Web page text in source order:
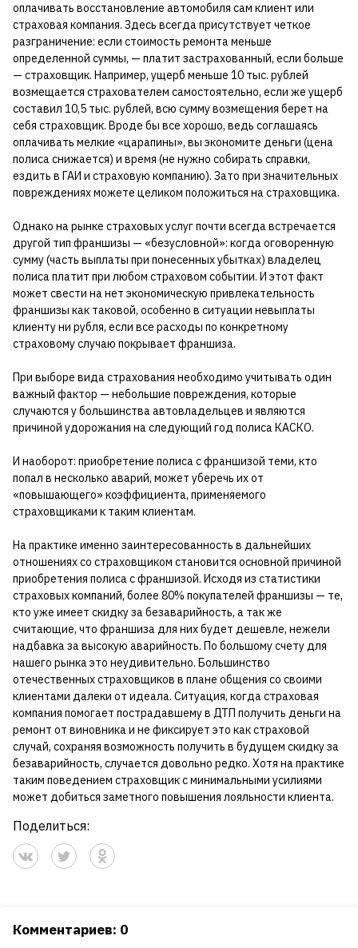
оплачивать восстановление автомобиля сам клиент или
страховая компания. Здесь всегда присутствует четкое
разграничение: если стоимость ремонта меньше
определенной суммы, — платит застрахованный, если больше
— страховщик. Например, ущерб меньше 10 тыс. рублей
возмещается страхователем самостоятельно, если же ущерб
составил 10,5 тыс. рублей, всю сумму возмещения берет на
себя страховщик. Вроде бы все хорошо, ведь соглашаясь
оплачивать мелкие «царапины», вы экономите деньги (цена
полиса снижается) и время (не нужно собирать справки,
ездить в ГАИ и страховую компанию). Зато при значительных
повреждениях можете целиком положиться на страховщика.
Однако на рынке страховых услуг почти всегда встречается
другой тип франшизы — «безусловной»: когда оговоренную
сумму (часть выплаты при понесенных убытках) владелец
полиса платит при любом страховом событии. И этот факт
может свести на нет экономическую привлекательность
франшизы как таковой, особенно в ситуации невыплаты
клиенту ни рубля, если все расходы по конкретному
страховому случаю покрывает франшиза.
При выборе вида страхования необходимо учитывать один
важный фактор — небольшие повреждения, которые
случаются у большинства автовладельцев и являются
причиной удорожания на следующий год полиса КАСКО.
И наоборот: приобретение полиса с франшизой теми, кто
попал в несколько аварий, может уберечь их от
«повышающего» коэффициента, применяемого
страховщиками к таким клиентам.
На практике именно заинтересованность в дальнейших
отношениях со страховщиком становится основной причиной
приобретения полиса с франшизой. Исходя из статистики
страховых компаний, более 80% покупателей франшизы — те,
кто уже имеет скидку за безаварийность, а так же
считающие, что франшиза для них будет дешевле, нежели
надбавка за высокую аварийность. По большому счету для
нашего рынка это неудивительно. Большинство
отечественных страховщиков в плане общения со своими
клиентами далеки от идеала. Ситуация, когда страховая
компания помогает пострадавшему в ДТП получить деньги на
ремонт от виновника и не фиксирует это как страховой
случай, сохраняя возможность получить в будущем скидку за
безаварийность, случается довольно редко. Хотя на практике
таким поведением страховщик с минимальными усилиями
может добиться заметного повышения лояльности клиента.
Поделиться:
Комментариев: 0